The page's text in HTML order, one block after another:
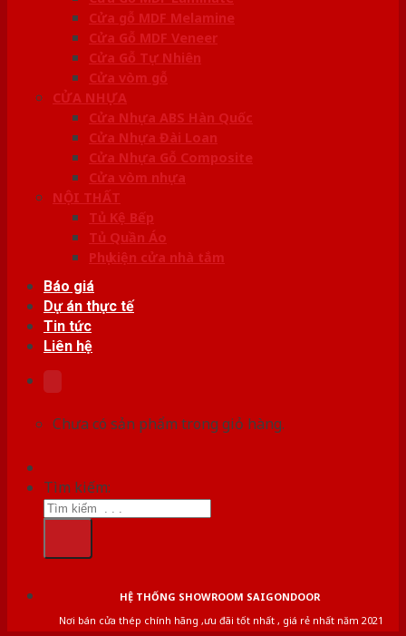
Cửa gỗ MDF Melamine
Cửa Gỗ MDF Veneer
Cửa Gỗ Tự Nhiên
Cửa vòm gỗ
CỬA NHỰA
Cửa Nhựa ABS Hàn Quốc
Cửa Nhựa Đài Loan
Cửa Nhựa Gỗ Composite
Cửa vòm nhựa
NỘI THẤT
Tủ Kệ Bếp
Tủ Quần Áo
Phụ kiện cửa nhà tắm
Báo giá
Dự án thực tế
Tin tức
Liên hệ
Chưa có sản phẩm trong giỏ hàng.
Tìm kiếm:
HỆ THỐNG SHOWROOM SAIGONDOOR
Nơi bán cửa thép chính hãng ,ưu đãi tốt nhất , giá rẻ nhất năm 2021